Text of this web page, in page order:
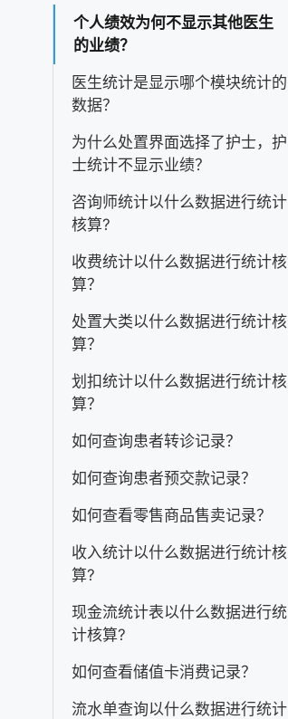
个人绩效为何不显示其他医生
的业绩？
医生统计是显示哪个模块统计的
数据？
为什么处置界面选择了护士，护
士统计不显示业绩？
咨询师统计以什么数据进行统计
核算?
收费统计以什么数据进行统计核
算？
处置大类以什么数据进行统计核
算？
划扣统计以什么数据进行统计核
算？
如何查询患者转诊记录？
如何查询患者预交款记录？
如何查看零售商品售卖记录？
收入统计以什么数据进行统计核
算?
现金流统计表以什么数据进行统
计核算?
如何查看储值卡消费记录？
流水单查询以什么数据进行统计